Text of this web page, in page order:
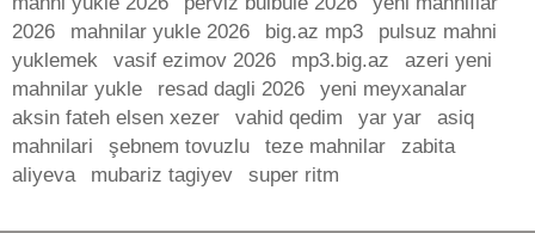
2026
mahnilar yukle 2026 big.az mp3
pulsuz mahni
yuklemek
vasif ezimov 2026 mp3.big.az
azeri yeni
mahnilar yukle
resad dagli 2026
yeni meyxanalar
aksin fateh elsen xezer
vahid qedim yar yar
asiq
mahnilari
şebnem tovuzlu teze mahnilar
zabita
aliyeva
mubariz tagiyev super ritm